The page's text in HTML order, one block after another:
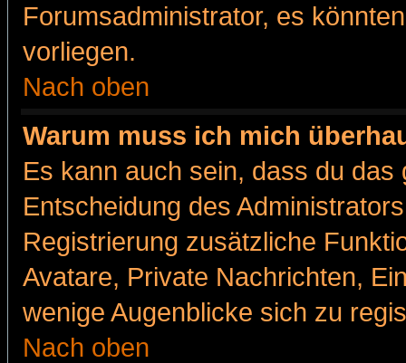
Forumsadministrator, es
vorliegen.
Nach oben
Warum muss ich mich
Es kann auch sein, dass du
Entscheidung des
Registrierung zusätzliche
Avatare, Private Nachrichten,
wenige Augenblicke sich zu
Nach oben